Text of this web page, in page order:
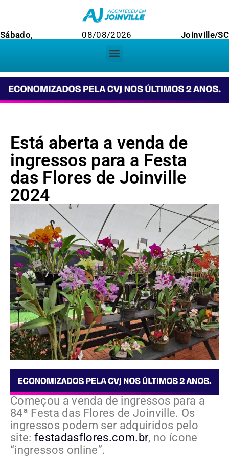
Sábado, 08/08/2026 Joinville/SC
Está aberta a venda de
ingressos para a Festa
das Flores de Joinville
2024
Começou a venda de ingressos para a
84ª Festa das Flores de Joinville. Os
ingressos podem ser adquiridos pelo
site:festadasflores.com.br, no ícone
“ingressos online”.